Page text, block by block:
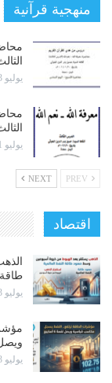
منهجية قرآنية
يوليو 23, 2026
يوليو 21, 2026
NEXT
اقتصاد
يوليو 23, 2026
ويصل
يوليو 23, 2026